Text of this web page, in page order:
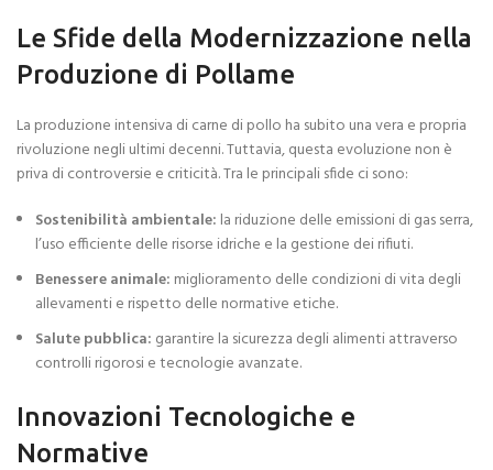
Le Sfide della Modernizzazione nella
Produzione di Pollame
La produzione intensiva di carne di pollo ha subito una vera e propria
rivoluzione negli ultimi decenni. Tuttavia, questa evoluzione non è
priva di controversie e criticità. Tra le principali sfide ci sono:
Sostenibilità ambientale: la riduzione delle emissioni di gas serra,
l’uso efficiente delle risorse idriche e la gestione dei rifiuti.
Benessere animale: miglioramento delle condizioni di vita degli
allevamenti e rispetto delle normative etiche.
Salute pubblica: garantire la sicurezza degli alimenti attraverso
controlli rigorosi e tecnologie avanzate.
Innovazioni Tecnologiche e
Normative